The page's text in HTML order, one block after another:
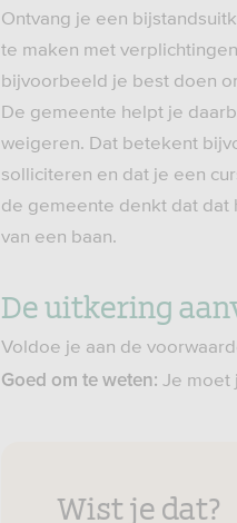
Ontvang je een
te maken met
bijvoorbeeld je best doen
De gemeente helpt je
weigeren. Dat betekent
solliciteren en dat je een
de gemeente denkt dat dat
van een baan.
De uitkering
Voldoe je aan de
Goed om te weten: Je moet
Wist je dat?